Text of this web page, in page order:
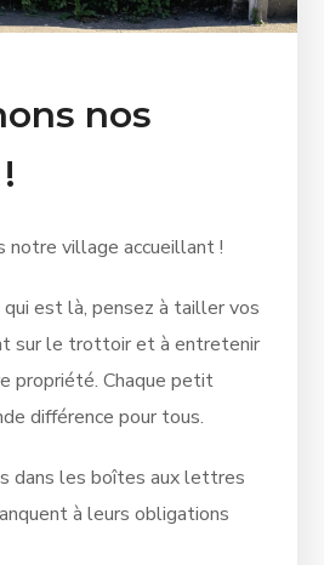
nos
notre village accueillant !
est là, pensez à tailler vos
sur le trottoir et à entretenir
propriété. Chaque petit
différence pour tous.
dans les boîtes aux lettres
à leurs obligations